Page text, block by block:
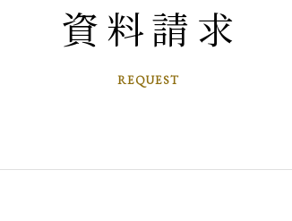
資料請求
REQUEST